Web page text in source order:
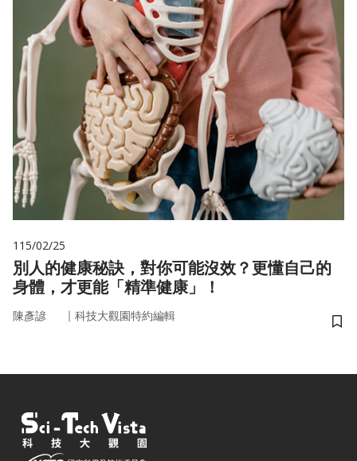
115/02/25
別人的健康秘訣，對你可能沒效？更懂自己的
身體，才更能「精準健康」！
陳彥諺 ｜ 科技大觀園特約編輯
儲